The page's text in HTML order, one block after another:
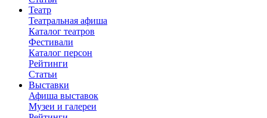
Театр
Театральная афиша
Каталог театров
Фестивали
Каталог персон
Рейтинги
Статьи
Выставки
Афиша выставок
Музеи и галереи